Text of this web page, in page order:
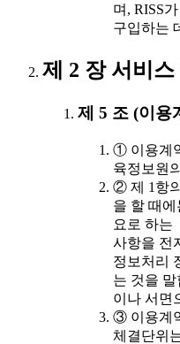
며, RISS
구입하는
제 2 장 서비
제 5 조 (이용
① 이용계
육정보원
② 제 1항
을 할 때
요로 하는
사항을 전
정보처리
는 것을
이나 서면
③ 이용계
체결단위